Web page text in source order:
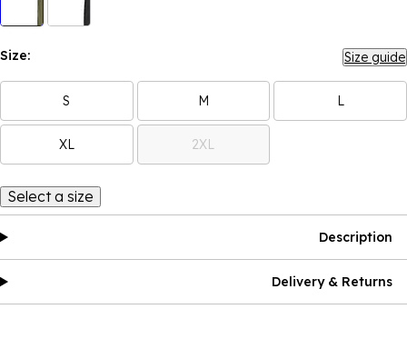
Size: Size guide
S M L
XL 2XL
Select a size
Description
Delivery & Returns